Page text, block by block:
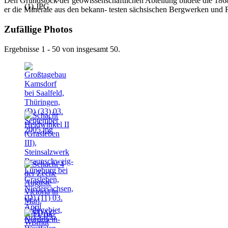
er die Minerale aus den bekann- testen sächsischen Bergwerken und
Zufällige Photos
Ergebnisse 1 - 50 von insgesamt 50.